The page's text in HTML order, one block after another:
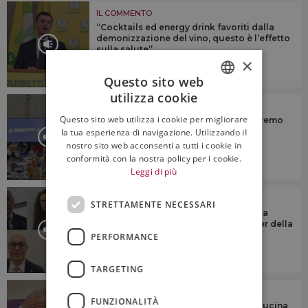
IL COMMENTO
“Cocktails ed energy drink favoriti dalla
demonizzazione del vino, questo è l’effetto
sulla salute”
IL COMMENTO
Health warnings e vino: “non accetteremo
mai etichette che spaventano il
consumatore”
6:23
Tendenze, presente e futuro del vino a
scaffale in Italia, con le insegne leader della
gdo
“Il fascino di vino, agroalimentare e cucina
ENGLISH
×
Questo sito web
utilizza cookie
Questo sito web utilizza i cookie per migliorare
la tua esperienza di navigazione. Utilizzando il
nostro sito web acconsenti a tutti i cookie in
conformità con la nostra policy per i cookie.
Leggi di più
STRETTAMENTE NECESSARI
PERFORMANCE
TARGETING
FUNZIONALITÀ